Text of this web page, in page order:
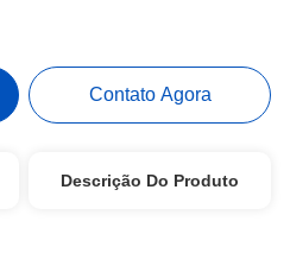
Contato Agora
Descrição Do Produto